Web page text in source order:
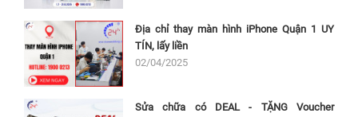
Địa chỉ thay màn hình iPhone Quận 1 UY
TÍN, lấy liền
02/04/2025
Sửa chữa có DEAL - TẶNG Voucher